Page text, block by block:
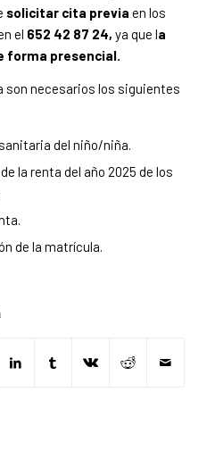
solicitar cita previa en los
el 652 42 87 24, ya que la
forma presencial.
son necesarios los siguientes
del niño/niña.
la renta del año 2025 de los
de la matrícula.